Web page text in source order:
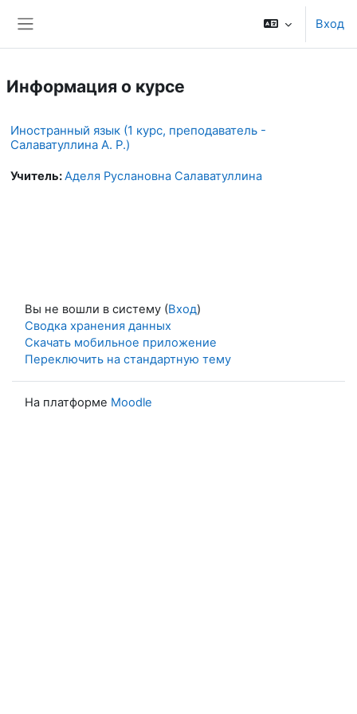
Вход
Информация о курсе
Иностранный язык (1 курс, преподаватель -
Салаватуллина А. Р.)
Учитель:Аделя Руслановна Салаватуллина
Вы не вошли в систему (Вход)
Сводка хранения данных
Скачать мобильное приложение
Переключить на стандартную тему
На платформе Moodle